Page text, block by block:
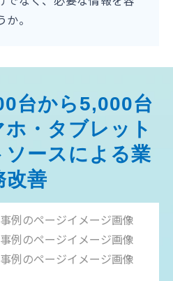
。
台から5,000台
・タブレット
ースによる業
改善